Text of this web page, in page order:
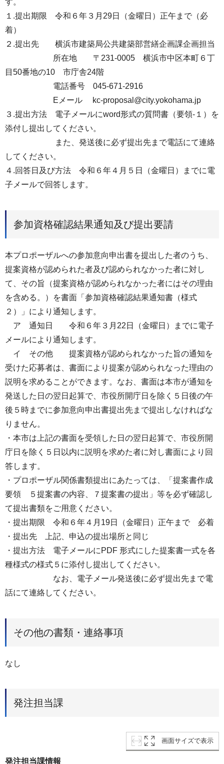
す。
１.提出期限 令和６年３月29日（金曜日）正午まで（必
着）
２.提出先 横浜市建築局公共建築部営繕企画課企画担当
所在地 〒231-0005 横浜市中区本町６丁
目50番地の10 市庁舎24階
電話番号 045-671-2916
Eメール kc-proposal@city.yokohama.jp
３.提出方法 電子メールにword形式の質問書（要領-１）を
添付し提出してください。
また、発送後に必ず提出先まで電話にて連絡
してください。
４.回答日及び方法 令和６年４月５日（金曜日）までに電
子メールで回答します。
参加資格確認結果通知及び提出要請
本プロポーザルへの参加意向申出書を提出した者のうち、
提案資格が認められた者及び認められなかった者に対し
て、その旨（提案資格が認められなかった者にはその理由
を含める。）を書面「参加資格確認結果通知書（様式
２）」により通知します。
ア 通知日 令和６年３月22日（金曜日）までに電子
メールにより通知します。
イ その他 提案資格が認められなかった旨の通知を
受けた応募者は、書面により提案が認められなった理由の
説明を求めることができます。なお、書面は本市が通知を
発送した日の翌日起算で、市役所開庁日を除く５日後の午
後５時までに参加意向申出書提出先まで提出しなければな
りません。
・本市は上記の書面を受領した日の翌日起算で、市役所開
庁日を除く５日以内に説明を求めた者に対し書面により回
答します。
・プロポーザル関係書類提出にあたっては、「提案書作成
要領 ５提案書の内容、７提案書の提出」等を必ず確認し
て提出書類をご用意ください。
・提出期限 令和６年４月19日（金曜日）正午まで 必着
・提出先 上記、申込の提出場所と同じ
・提出方法 電子メールにPDF 形式にした提案書一式を各
種様式の様式５に添付し提出してください。
なお、電子メール発送後に必ず提出先まで電
話にて連絡してください。
その他の書類・連絡事項
なし
発注担当課
画面サイズで表示
発注担当課情報